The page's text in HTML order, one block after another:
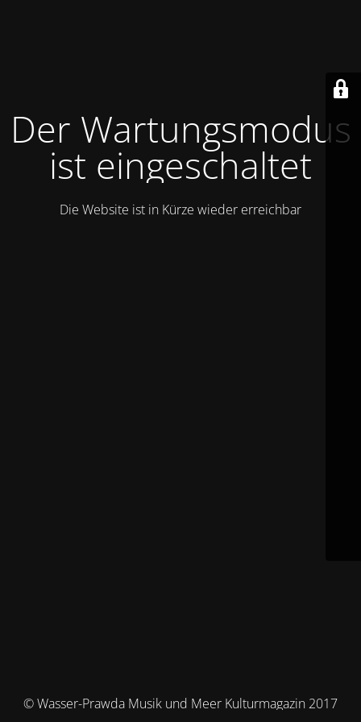
Der Wartungsmodus
ist eingeschaltet
Die Website ist in Kürze wieder erreichbar
© Wasser-Prawda Musik und Meer Kulturmagazin 2017